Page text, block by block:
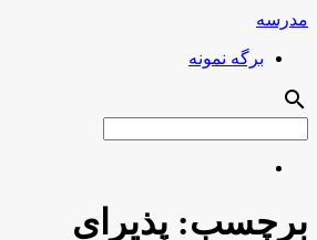
مدرسه
برگه نمونه
search
برچسب: پذیرای